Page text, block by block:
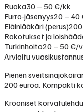
Ruoka30 – 50 €/kk
Furro-jäsenyys20 – 40
Eläinlääkäri (perus)
Rokotukset ja
Turkinhoito20 – 50 €/v
Arvioitu
Pienen
200 euroa. Kompakti
Krooniset